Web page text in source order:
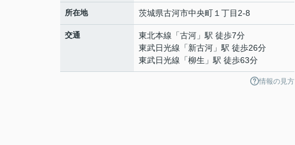
所在地 茨城県古河市中央町 １丁目2-8
交通 東北本線 「古河 」駅 徒歩7分
東武日光線 「新古河 」駅 徒歩26分
東武日光線 「柳生 」駅 徒歩63分
情報の見方